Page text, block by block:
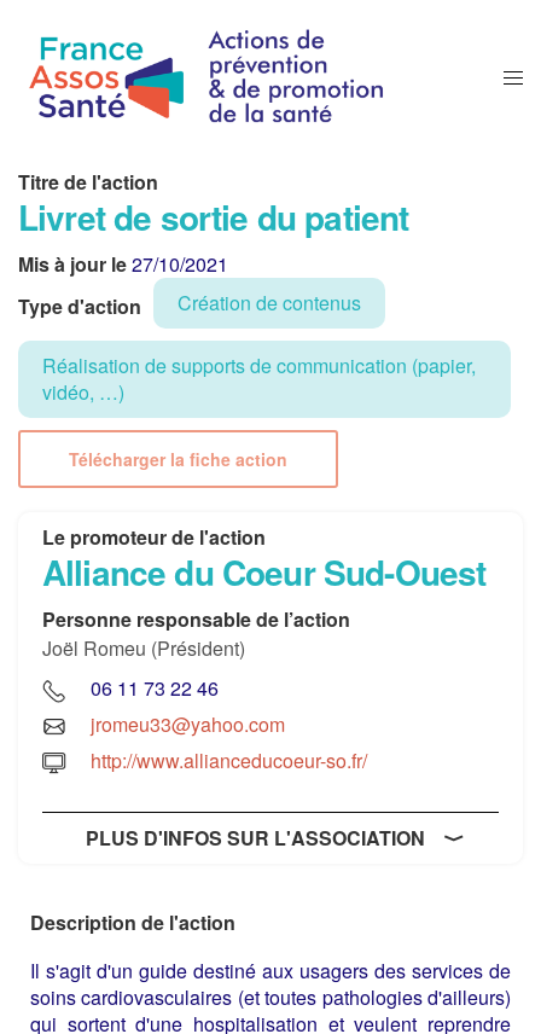
Titre de l'action
Livret de sortie du patient
Mis à jour le27/10/2021
Type d'action
Création de contenus
Réalisation de supports de communication (papier,
vidéo, …)
Télécharger la fiche action
Le promoteur de l'action
Alliance du Coeur Sud-Ouest
Personne responsable de l’action
Joël Romeu (Président)
06 11 73 22 46
jromeu33@yahoo.com
http://www.allianceducoeur-so.fr/
PLUS D'INFOS SUR L'ASSOCIATION
Description de l'action
Il s'agit d'un guide destiné aux usagers des services de
soins cardiovasculaires (et toutes pathologies d'ailleurs)
qui sortent d'une hospitalisation et veulent reprendre